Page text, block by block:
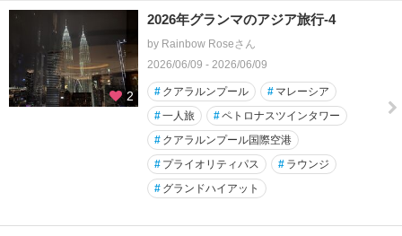
2
2026年グランマのアジア旅行-4
by Rainbow Roseさん
2026/06/09 - 2026/06/09
# クアラルンプール # マレーシア
#一人旅 #ペトロナスツインタワー
# クアラルンプール国際空港
# プライオリティパス # ラウンジ
# グランドハイアット